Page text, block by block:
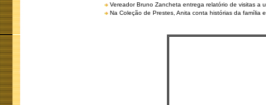
Vereador Bruno Zancheta entrega relatório de visitas a
Na Coleção de Prestes, Anita conta histórias da família